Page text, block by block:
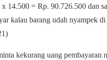
14.500 = Rp. 90.726.500 dan
kalau barang udah nyampek
kekurang uang pembayaran